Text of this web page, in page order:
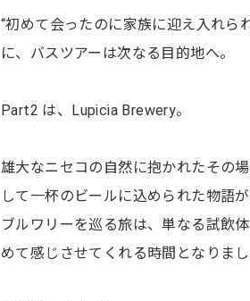
“初めて会ったのに家族に迎え入れら
に、バスツアーは次なる目的地へ。
Part2 は、Lupicia Brewery。
雄大なニセコの自然に抱かれたその
して一杯のビールに込められた物語が
ブルワリーを巡る旅は、単なる試飲
めて感じさせてくれる時間となりまし